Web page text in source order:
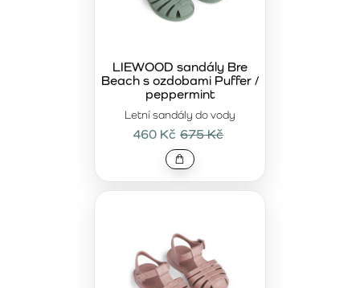
Letní sandály do vody
LIEWOOD sandály Bre
Beach s ozdobami Puffer /
peppermint
460 Kč 675 Kč